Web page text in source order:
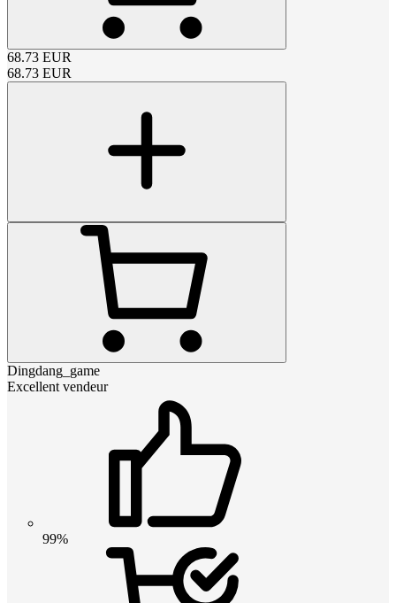
68.73 EUR
68.73 EUR
Dingdang_game
Excellent vendeur
99%